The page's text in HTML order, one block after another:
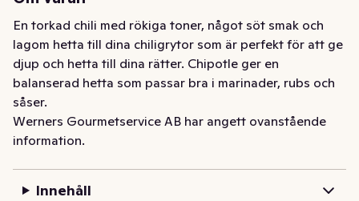
En torkad chili med rökiga toner, något söt smak och
lagom hetta till dina chiligrytor som är perfekt för att ge
djup och hetta till dina rätter. Chipotle ger en
balanserad hetta som passar bra i marinader, rubs och
såser.
Werners Gourmetservice AB har angett ovanstående
information.
Innehåll